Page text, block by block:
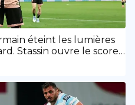
éteint les lumières
Stassin ouvre le score,